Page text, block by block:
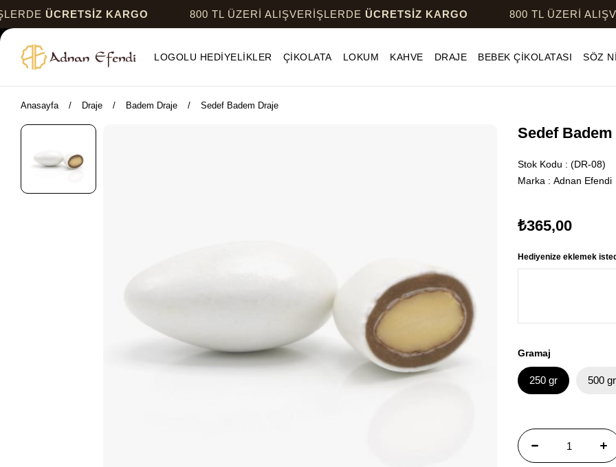
KARGO 800 TL ÜZERİ ALIŞVERİŞLERDEÜCRETSİZ KARGO 800 TL ÜZERİ
LOGOLU HEDİYELİKLER ÇİKOLATA LOKUM KAHVE DRAJE BEBEK ÇİKOLATASI SÖZ
Anasayfa Draje Badem Draje Sedef Badem Draje
Sedef
Stok Kodu
(DR-08)
Marka : Adnan Efendi
₺365,00
Hediyenize eklemek
Gramaj
250 gr 500 gr